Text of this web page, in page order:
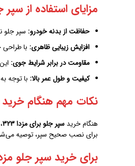
مزایای استفاده از سپر
حفاظت از بدنه خودرو: سپر جلو
افزایش زیبایی ظاهری: با طراحی جذاب و
مقاومت در برابر شرایط جوی:
کیفیت و طول عمر بالا: با توجه به استفاده
نکات مهم هنگام
هنگام خرید سپر جلو برای مزدا 323
برای نصب صحیح سپر، توصیه می‌شود
برای خرید سپر جلو مزدا